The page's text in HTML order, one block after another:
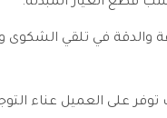
والدقة في تلقي الشكوى
توفر على العميل عناء